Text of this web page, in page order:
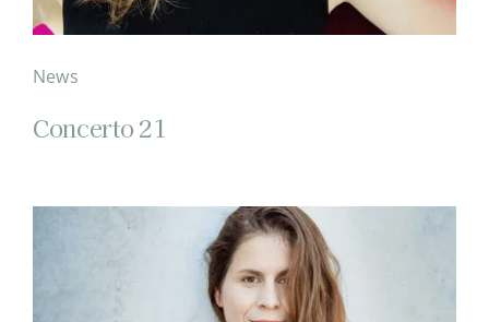
News
Concerto 21